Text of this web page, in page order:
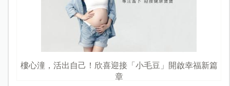
樓心潼，活出自己！欣喜迎接「小毛豆」開啟幸福新篇
章